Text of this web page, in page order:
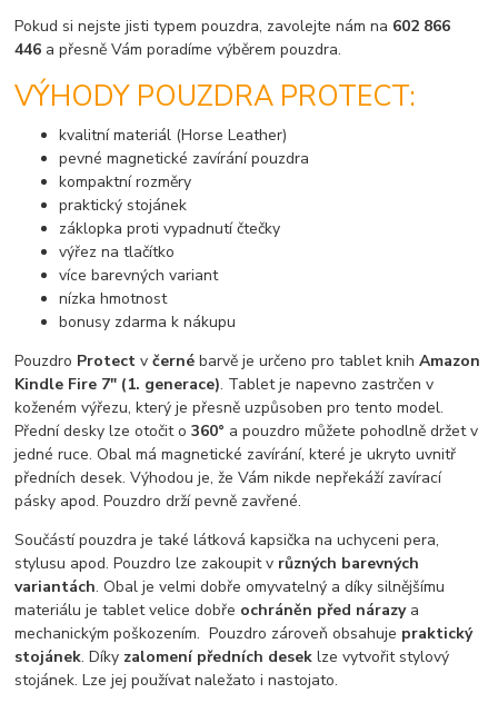
Pokud si nejste jisti typem pouzdra, zavolejte nám na 602 866
446 a přesně Vám poradíme výběrem pouzdra.
VÝHODY POUZDRA PROTECT:
kvalitní materiál (Horse Leather)
pevné magnetické zavírání pouzdra
kompaktní rozměry
praktický stojánek
záklopka proti vypadnutí čtečky
výřez na tlačítko
více barevných variant
nízka hmotnost
bonusy zdarma k nákupu
Pouzdro Protectvčerné barvě je určeno pro tablet knihAmazon
Kindle Fire 7" (1. generace). Tablet je napevno zastrčen v
koženém výřezu, který je přesně uzpůsoben pro tento model.
Přední desky lze otočit o360° a pouzdro můžete pohodlně držet v
jedné ruce. Obal má magnetické zavírání, které je ukryto uvnitř
předních desek. Výhodou je, že Vám nikde nepřekáží zavírací
pásky apod. Pouzdro drží pevně zavřené.
Součástí pouzdra je také látková kapsička na uchyceni pera,
stylusu apod. Pouzdro lze zakoupit v různých barevných
variantách. Obal je velmi dobře omyvatelný a díky silnějšímu
materiálu je tablet velice dobře ochráněn před nárazya
mechanickým poškozením. Pouzdro zároveň obsahuje praktický
stojánek. Díky zalomení předních desek lze vytvořit stylový
stojánek. Lze jej používat naležato i nastojato.